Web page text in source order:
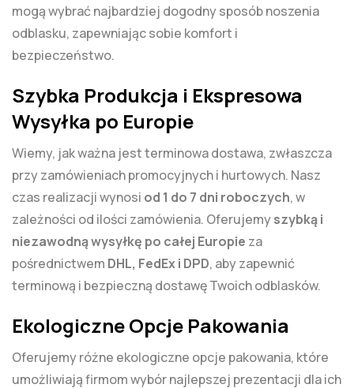
mogą wybrać najbardziej dogodny sposób noszenia
odblasku, zapewniając sobie komfort i
bezpieczeństwo.
Szybka Produkcja i Ekspresowa
Wysyłka po Europie
Wiemy, jak ważna jest terminowa dostawa, zwłaszcza
przy zamówieniach promocyjnych i hurtowych. Nasz
czas realizacji wynosi od 1 do 7 dni roboczych, w
zależności od ilości zamówienia. Oferujemyszybką i
niezawodną wysyłkę po całej Europie za
pośrednictwem DHL, FedEx i DPD, aby zapewnić
terminową i bezpieczną dostawę Twoich odblasków.
Ekologiczne Opcje Pakowania
Oferujemy różne ekologiczne opcje pakowania, które
umożliwiają firmom wybór najlepszej prezentacji dla ich